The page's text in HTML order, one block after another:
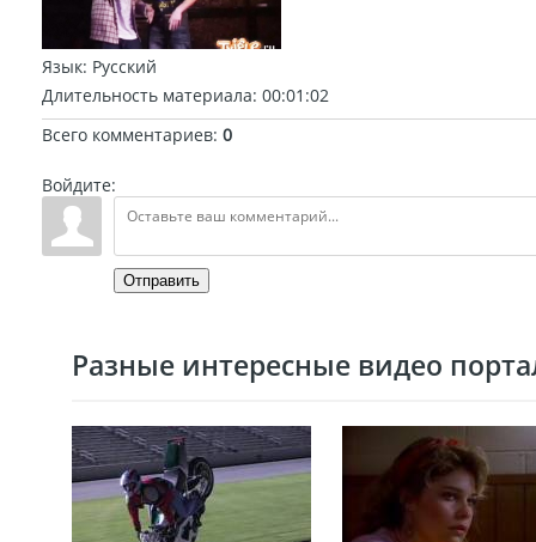
Язык: Русский
Длительность материала: 00:01:02
Всего комментариев: 0
Войдите:
Отправить
Разные интересные видео